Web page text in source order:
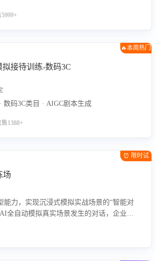
🔥本周热门
拟接待训练-数码3C
数码3C类目 · AIGC剧本生成
售1388+
⏰ 限时试
场
能力，实现沉浸式模拟实战场景的“智能对
全自动模拟真实场景发生的对话，企业可